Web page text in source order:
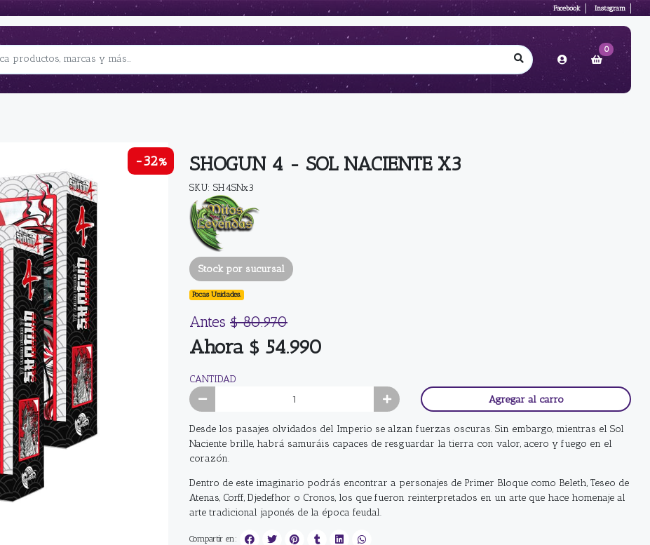
Facebook Instagram
0
-32% SHOGUN 4 - SOL NACIENTE X3
SKU: SH4SNx3
Stock por sucursal
Pocas Unidades.
Antes $ 80.970
Ahora $ 54.990
CANTIDAD
Agregar al carro
Desde los pasajes olvidados del Imperio se alzan fuerzas oscuras. Sin embargo, mientras el Sol
Naciente brille, habrá samuráis capaces de resguardar la tierra con valor, acero y fuego en el
corazón.
Dentro de este imaginario podrás encontrar a personajes de Primer Bloque como Beleth, Teseo de
Atenas, Corff, Djedefhor o Cronos, los que fueron reinterpretados en un arte que hace homenaje al
arte tradicional japonés de la época feudal.
Compartir en: